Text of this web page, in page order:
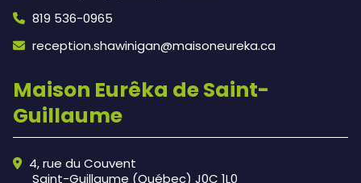
819 536-0965
reception.shawinigan@maisoneureka.ca
Maison Eurêka de Saint-
Guillaume
4, rue du Couvent
Saint-Guillaume (Québec) J0C 1L0